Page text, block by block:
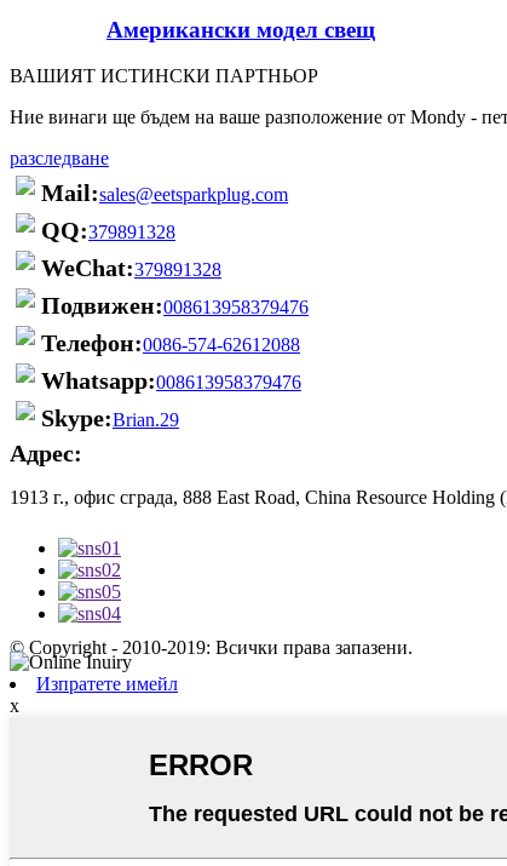
Американски модел свещ
ВАШИЯТ ИСТИНСКИ ПАРТНЬОР
Ние винаги ще бъдем на ваше разположение от Mondy -
разследване
Mail:sales@eetsparkplug.com
QQ:379891328
WeChat:379891328
Подвижен:008613958379476
Телефон:0086-574-62612088
Whatsapp:008613958379476
Skype:Brian.29
Адрес:
1913 г., офис сграда, 888 East Road, China Resource
© Copyright - 2010-2019: Всички права запазени.
Изпратете имейл
х